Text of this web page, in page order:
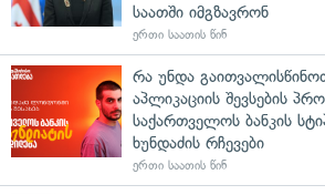
საათში იმგზავრონ
ერთი საათის წინ
რა უნდა
აპლიკაციის შევსების
საქართველოს ბანკის
ხუნდაძის რჩევები
ერთი საათის წინ